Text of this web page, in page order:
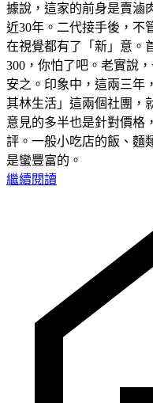
據說，這家的前身是賣滷
近30年。二代接手後，不
在視覺都有了「新」意。
300，你怕了吧。老實說
安之。印象中，這兩三年
其林生活」這兩個社團，
意見的多半也是針對價格
評。一般小吃店的飯、麵
是蠻豐富的。
繼續閱讀